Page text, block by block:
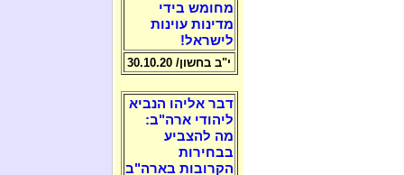
מחומש בידי
מדינות עוינות
לישראל!
י"ב בחשון/ 30.10.20
דבר אליהו הנביא
ליהודי ארה"ב:
מה להצביע
בבחירות
הקרובות בארה"ב